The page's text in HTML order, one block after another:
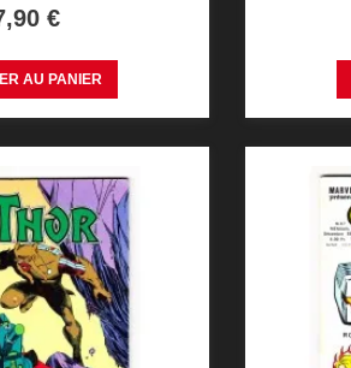
€
AU PANIER